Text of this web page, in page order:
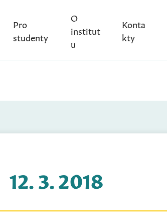
Pro
studenty
O
institut
u
Konta
kty
12. 3. 2018